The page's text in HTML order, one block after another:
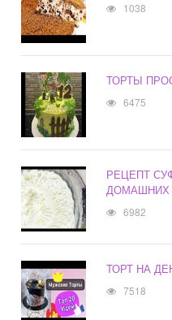
1038
ТОРТЫ
6475
РЕЦЕПТ
ДОМАШНИХ
6982
ТОРТ НА
7518